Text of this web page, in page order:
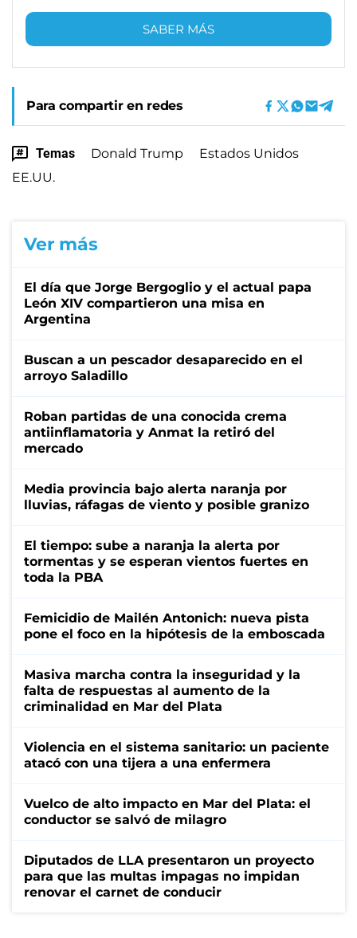
SABER MÁS
Para compartir en redes
Temas Donald Trump
Estados Unidos
EE.UU.
Ver más
El día que Jorge Bergoglio y el actual papa
León XIV compartieron una misa en
Argentina
Buscan a un pescador desaparecido en el
arroyo Saladillo
Roban partidas de una conocida crema
antiinflamatoria y Anmat la retiró del
mercado
Media provincia bajo alerta naranja por
lluvias, ráfagas de viento y posible granizo
El tiempo: sube a naranja la alerta por
tormentas y se esperan vientos fuertes en
toda la PBA
Femicidio de Mailén Antonich: nueva pista
pone el foco en la hipótesis de la emboscada
Masiva marcha contra la inseguridad y la
falta de respuestas al aumento de la
criminalidad en Mar del Plata
Violencia en el sistema sanitario: un paciente
atacó con una tijera a una enfermera
Vuelco de alto impacto en Mar del Plata: el
conductor se salvó de milagro
Diputados de LLA presentaron un proyecto
para que las multas impagas no impidan
renovar el carnet de conducir